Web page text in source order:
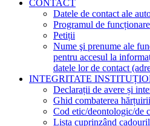
CONTACT
Datele de contact ale
Programul de
Petiții
Nume şi prenume ale
pentru accesul la
datele lor de contact
INTEGRITATE
Declarații de avere și
Ghid combaterea
Cod etic/deontologic/de
Lista cuprinzând